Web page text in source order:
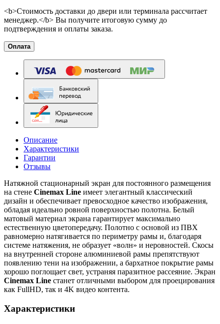
<b>Стоимость доставки до двери или терминала рассчитает
менеджер.</b> Вы получите итоговую сумму до
подтверждения и оплаты заказа.
Оплата
Описание
Характеристики
Гарантии
Отзывы
Натяжной стационарный экран для постоянного размещения
на стене Cinemax Line имеет элегантный классический
дизайн и обеспечивает превосходное качество изображения,
обладая идеально ровной поверхностью полотна. Белый
матовый материал экрана гарантирует максимально
естественную цветопередачу. Полотно с основой из ПВХ
равномерно натягивается по периметру рамы и, благодаря
системе натяжения, не образует «волн» и неровностей. Скосы
на внутренней стороне алюминиевой рамы препятствуют
появлению тени на изображении, а бархатное покрытие рамы
хорошо поглощает свет, устраняя паразитное рассеяние. Экран
Cinemax Line станет отличными выбором для проецирования
как FullHD, так и 4K видео контента.
Характеристики